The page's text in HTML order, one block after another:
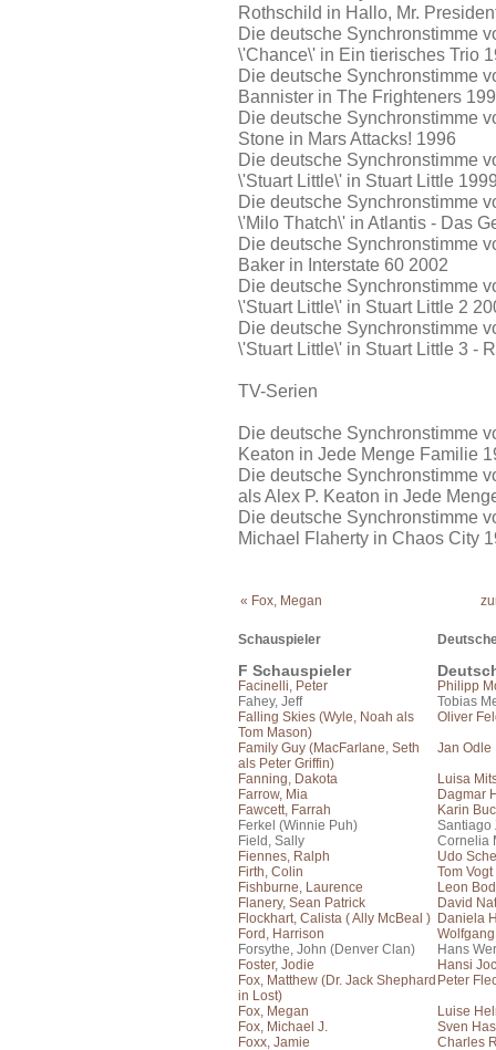
Rothschild in Hallo, Mr.
Die deutsche Synchronstimme
\'Chance\' in Ein tierisches Trio
Die deutsche Synchronstimme
Bannister in The Frighteners
Die deutsche Synchronstimme
Stone in Mars Attacks! 1996
Die deutsche Synchronstimme
\'Stuart Little\' in Stuart Little
Die deutsche Synchronstimme
\'Milo Thatch\' in Atlantis - Das
Die deutsche Synchronstimme
Baker in Interstate 60 2002
Die deutsche Synchronstimme
\'Stuart Little\' in Stuart Little 2
Die deutsche Synchronstimme
\'Stuart Little\' in Stuart Little 3 -
TV-Serien
Die deutsche Synchronstimme
Keaton in Jede Menge Familie
Die deutsche Synchronstimme
als Alex P. Keaton in Jede
Die deutsche Synchronstimme
Michael Flaherty in Chaos City
« Fox, Megan
Schauspieler
F Schauspieler
Facinelli, Peter
Philipp
Fahey, Jeff
Tobias
Falling Skies (Wyle, Noah als
Tom Mason)
Oliver
Family Guy (MacFarlane, Seth
als Peter Griffin)
Jan Odle
Fanning, Dakota
Luisa
Farrow, Mia
Dagmar
Fawcett, Farrah
Karin
Ferkel (Winnie Puh)
Santiago
Field, Sally
Cornelia
Fiennes, Ralph
Udo
Firth, Colin
Tom Vogt
Fishburne, Laurence
Leon
Flanery, Sean Patrick
David
Flockhart, Calista ( Ally McBeal ) Daniela
Ford, Harrison
Forsythe, John (Denver Clan)
Hans
Foster, Jodie
Hansi
Fox, Matthew (Dr. Jack Shephard
in Lost)
Peter
Fox, Megan
Luise
Fox, Michael J.
Sven
Foxx, Jamie
Charles